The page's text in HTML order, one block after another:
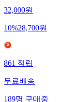
32,000원
10%28,700원
861적립
무료배송